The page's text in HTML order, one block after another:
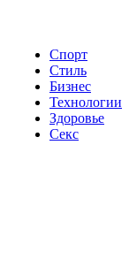
Спорт
Стиль
Бизнес
Технологии
Здоровье
Секс